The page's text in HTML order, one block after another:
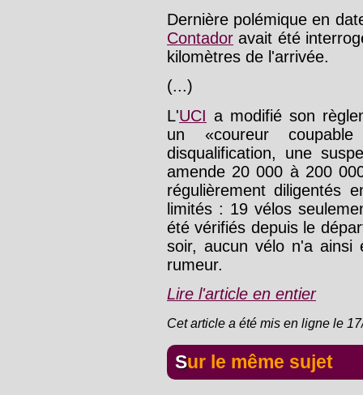
Dernière polémique en
Contador avait été
kilomètres de l'arrivée.
(...)
L'UCI a modifié son
un «coureur
disqualification, une
amende 20 000 à 200
régulièrement diligentés
limités : 19 vélos
été vérifiés depuis le
soir, aucun vélo n'a ainsi
rumeur.
Lire l'article en entier
Cet article a été mis en ligne le
Sur le même sujet